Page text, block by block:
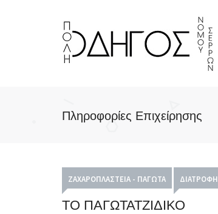
Πληροφορίες Επιχείρησης
ΖΑΧΑΡΟΠΛΑΣΤΕΊΑ - ΠΑΓΩΤΆ ΔΙΑΤΡΟΦΉ
ΤΟ ΠΑΓΩΤΑΤΖΙΔΙΚΟ